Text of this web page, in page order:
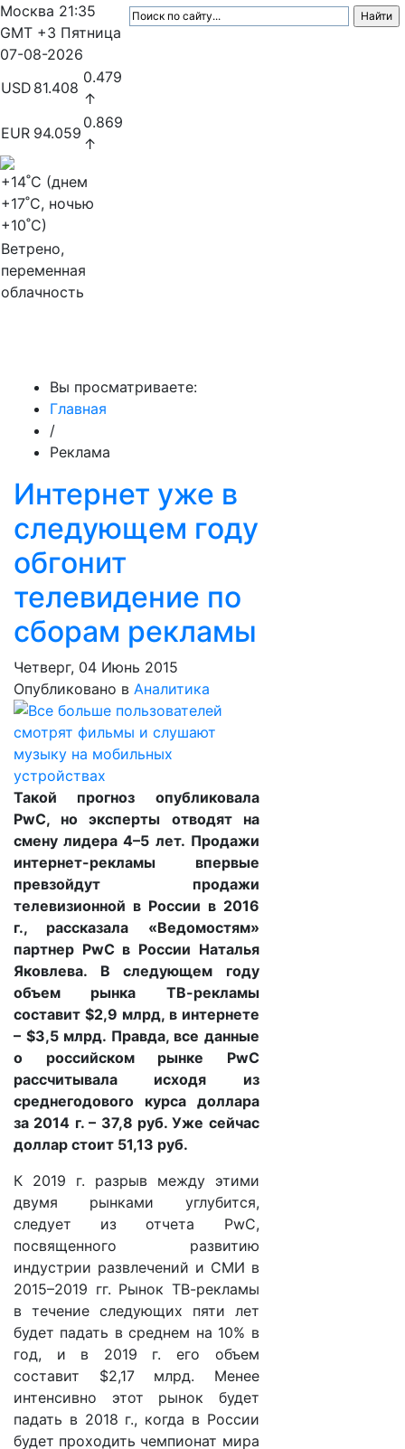
Москва 21:35
GMT +3 Пятница
07-08-2026
USD 81.408
0.479
↑
EUR 94.059
0.869
↑
+14˚C (днем
+17˚C, ночью
+10˚C)
Ветрено,
переменная
облачность
Вы просматриваете:
Главная
/
Реклама
Интернет уже в
следующем году
обгонит
телевидение по
сборам рекламы
Четверг, 04 Июнь 2015
Опубликовано в Аналитика
Такой прогноз опубликовала
PwC, но эксперты отводят на
смену лидера 4–5 лет. Продажи
интернет-рекламы впервые
превзойдут продажи
телевизионной в России в 2016
г., рассказала «Ведомостям»
партнер PwC в России Наталья
Яковлева. В следующем году
объем рынка ТВ-рекламы
составит $2,9 млрд, в интернете
– $3,5 млрд. Правда, все данные
о российском рынке PwC
рассчитывала исходя из
среднегодового курса доллара
за 2014 г. – 37,8 руб. Уже сейчас
доллар стоит 51,13 руб.
К 2019 г. разрыв между этими
двумя рынками углубится,
следует из отчета PwC,
посвященного развитию
индустрии развлечений и СМИ в
2015–2019 гг. Рынок ТВ-рекламы
в течение следующих пяти лет
будет падать в среднем на 10% в
год, и в 2019 г. его объем
составит $2,17 млрд. Менее
интенсивно этот рынок будет
падать в 2018 г., когда в России
будет проходить чемпионат мира